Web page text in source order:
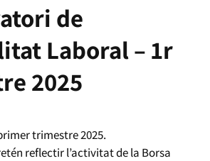
de
Laboral – 1r
2025
trimestre 2025.
reflectir l’activitat de la Borsa